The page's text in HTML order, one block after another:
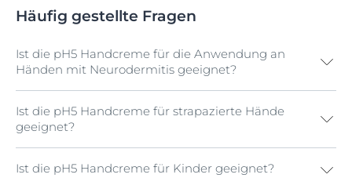
Häufig gestellte Fragen
Ist die pH5 Handcreme für die Anwendung an
Händen mit Neurodermitis geeignet?
Nein. Hier empfehlen wir die AtopiControl Hand
Intensiv-Creme von Eucerin.
Ist die pH5 Handcreme für strapazierte Hände
geeignet?
Ja. Noch besser geeignet ist die AtopiControl Hand
Ist die pH5 Handcreme für Kinder geeignet?